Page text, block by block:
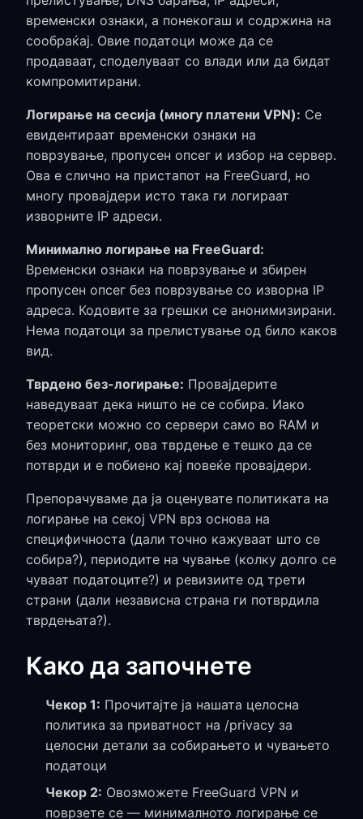
временски ознаки, а понекогаш и содржина на
сообраќај. Овие податоци може да се
продаваат, споделуваат со влади или да бидат
компромитирани.
Логирање на сесија (многу платени VPN): Се
евидентираат временски ознаки на
поврзување, пропусен опсег и избор на сервер.
Ова е слично на пристапот на FreeGuard, но
многу провајдери исто така ги логираат
изворните IP адреси.
Минимално логирање на FreeGuard:
Временски ознаки на поврзување и збирен
пропусен опсег без поврзување со изворна IP
адреса. Кодовите за грешки се анонимизирани.
Нема податоци за прелистување од било каков
вид.
Тврдено без-логирање: Провајдерите
наведуваат дека ништо не се собира. Иако
теоретски можно со сервери само во RAM и
без мониторинг, ова тврдење е тешко да се
потврди и е побиено кај повеќе провајдери.
Препорачуваме да ја оценувате политиката на
логирање на секој VPN врз основа на
специфичноста (дали точно кажуваат што се
собира?), периодите на чување (колку долго се
чуваат податоците?) и ревизиите од трети
страни (дали независна страна ги потврдила
тврдењата?).
Како да започнете
Чекор 1: Прочитајте ја нашата целосна
политика за приватност на /privacy за
целосни детали за собирањето и чувањето
податоци
Чекор 2: Овозможете FreeGuard VPN и
поврзете се — минималното логирање се